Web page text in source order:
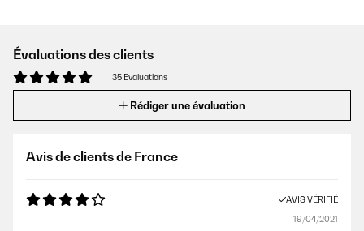
Évaluations des clients
35 Evaluations
Rédiger une évaluation
Avis de clients de France
AVIS VÉRIFIÉ
19/04/2021